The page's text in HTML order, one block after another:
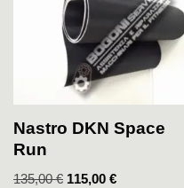
Nastro DKN Space
Run
135,00€ 115,00 €